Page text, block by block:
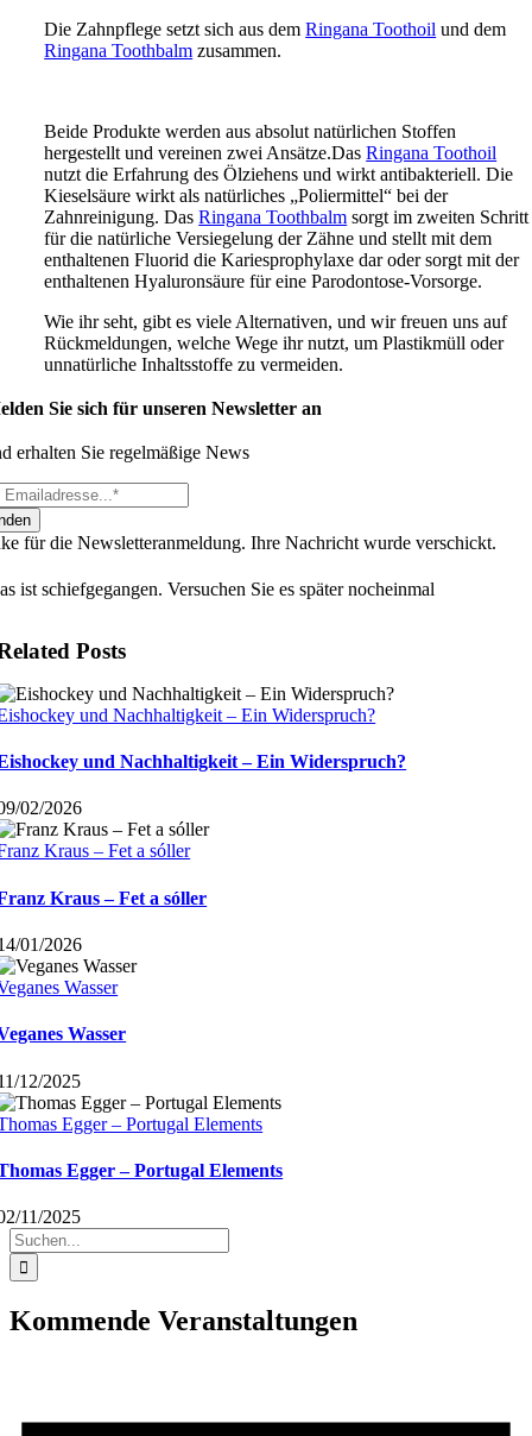
Die Zahnpflege setzt sich aus demRingana Toothoil und dem
Ringana Toothbalm zusammen.
Beide Produkte werden aus absolut natürlichen Stoffen
hergestellt und vereinen zwei Ansätze.DasRingana Toothoil
nutzt die Erfahrung des Ölziehens und wirkt antibakteriell. Die
Kieselsäure wirkt als natürliches „Poliermittel“ bei der
Zahnreinigung. DasRingana Toothbalm sorgt im zweiten Schritt
für die natürliche Versiegelung der Zähne und stellt mit dem
enthaltenen Fluorid die Kariesprophylaxe dar oder sorgt mit der
enthaltenen Hyaluronsäure für eine Parodontose-Vorsorge.
Wie ihr seht, gibt es viele Alternativen, und wir freuen uns auf
Rückmeldungen, welche Wege ihr nutzt, um Plastikmüll oder
unnatürliche Inhaltsstoffe zu vermeiden.
Sie sich für unseren Newsletter an
erhalten Sie regelmäßige News
für die Newsletteranmeldung. Ihre Nachricht wurde verschickt.
ist schiefgegangen. Versuchen Sie es später nocheinmal
Posts
und Nachhaltigkeit – Ein Widerspruch?
und Nachhaltigkeit – Ein Widerspruch?
02/2026
Kraus – Fet a sóller
Kraus – Fet a sóller
01/2026
Wasser
Wasser
12/2025
Egger – Portugal Elements
Egger – Portugal Elements
11/2025
Suche
nach:
Kommende Veranstaltungen